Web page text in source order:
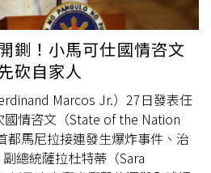
諾（Agnano）地區的高壓電塔
電受到影響。此外，波佐利碼頭
的渡輪與水翼船服務全面停駛，
延誤，部分列車改道行駛，影
此次地震造成至少26人傷。（圖
鍘！小馬可仕國情咨文
砍自家人
Marcos Jr.）27日發表任
國情咨文（State of the Nation
都馬尼拉接連發生爆炸事件、治
總統薩拉杜特蒂（Sara